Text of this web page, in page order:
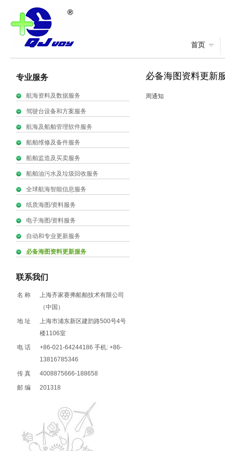
首页
专业服务
航海资料及数据服务
驾驶台设备和方案服务
航海及船舶管理软件服务
船舶维修及备件服务
船舶监造及买卖服务
船舶油污水及垃圾回收服务
全球航海智能信息服务
纸质海图/资料服务
电子海图/资料服务
自动和专业更新服务
必备海图资料更新服务
联系我们
名 称
上海齐家赛弗船舶技术有限公司
（中国）
地 址
上海市浦东新区建韵路500号4号
楼1106室
电 话
+86-021-64244186 手机: +86-
13816785346
传 真
4008875666-188658
邮 编
201318
必备海图资料更新
周通知